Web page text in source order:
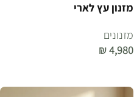
מזנון עץ לארי
מזנונים
₪4,980